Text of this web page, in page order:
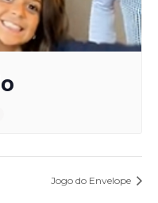
Jogo do Envelope